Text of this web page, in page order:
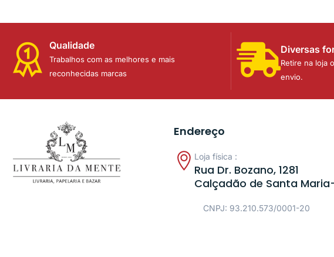
Qualidade
Trabalhos com as melhores e mais
reconhecidas marcas
Diversas
Retire na loja
envio.
Endereço
Loja física :
Rua Dr. Bozano, 1281
Calçadão de Santa
CNPJ: 93.210.573/0001-20